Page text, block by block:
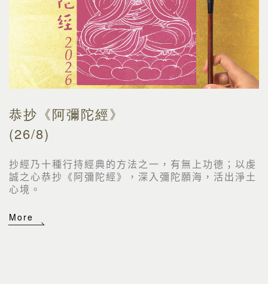
恭抄《阿彌陀經》
(26/8)
抄經乃十種行持經典的方法之一，有無上功德；以虔
誠之心恭抄《阿彌陀經》，深入彌陀願海，活出淨土
心境。
More